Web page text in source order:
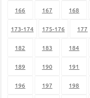
166 167 168
173-174 175-176 177
182 183 184
189 190 191
196 197 198